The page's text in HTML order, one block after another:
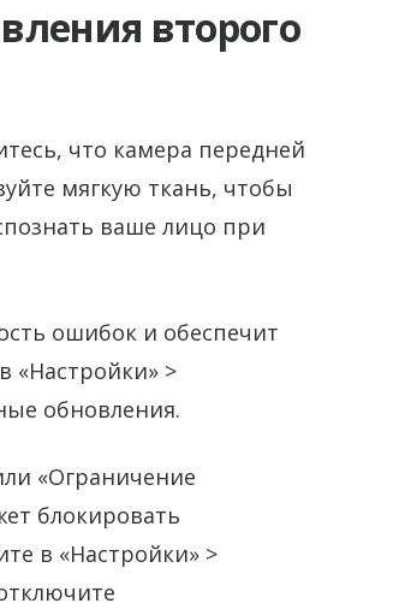
второго
что камера передней
мягкую ткань, чтобы
ваше лицо при
ошибок и обеспечит
«Настройки» >
обновления.
«Ограничение
блокировать
в «Настройки» >